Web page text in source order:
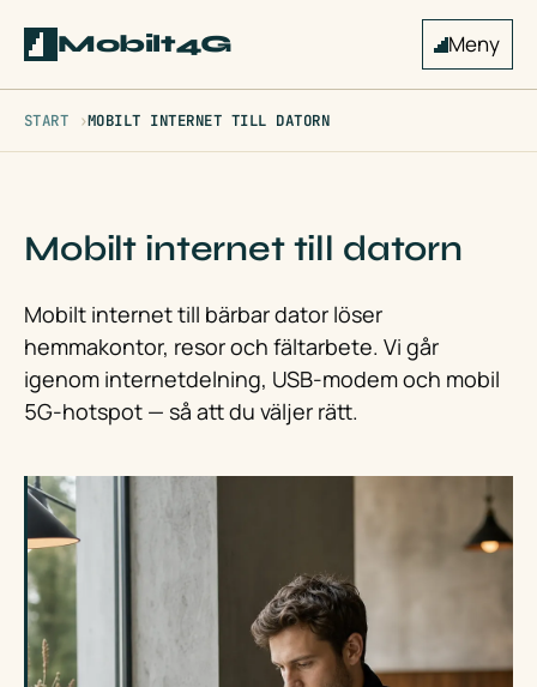
Mobilt4G Meny
START MOBILT INTERNET TILL DATORN
Mobilt internet till datorn
Mobilt internet till bärbar dator löser
hemmakontor, resor och fältarbete. Vi går
igenom internetdelning, USB-modem och mobil
5G-hotspot — så att du väljer rätt.